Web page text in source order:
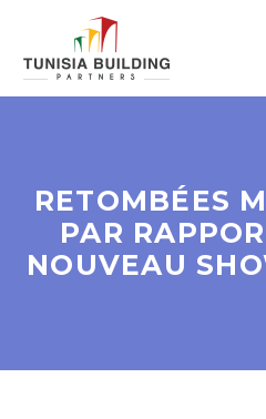
RETOMBÉES
PAR
NOUVEAU